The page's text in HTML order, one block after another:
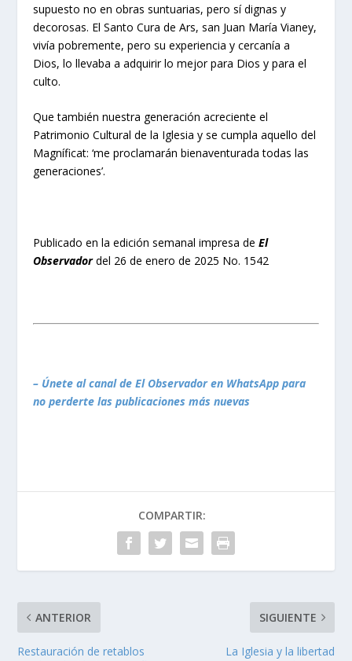
supuesto no en obras suntuarias, pero sí dignas y
decorosas. El Santo Cura de Ars, san Juan María Vianey,
vivía pobremente, pero su experiencia y cercanía a
Dios, lo llevaba a adquirir lo mejor para Dios y para el
culto.
Que también nuestra generación acreciente el
Patrimonio Cultural de la Iglesia y se cumpla aquello del
Magníficat: ‘me proclamarán bienaventurada todas las
generaciones’.
Publicado en la edición semanal impresa deEl
Observadordel 26 de enero de 2025 No. 1542
– Únete al canal de El Observador en WhatsApp para
no perderte las publicaciones más nuevas
COMPARTIR:
ANTERIOR
Restauración de retablos
SIGUIENTE
La Iglesia y la libertad